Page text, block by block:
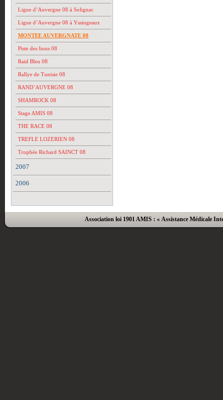
Ligue d’Auvergne 08 à Solignac
Ligue d’Auvergne 08 à Yssingeaux
MONTEE AUVERGNATE 08
Piste des lions 08
Raid Bleu 08
Rallye de Tunisie 08
RAND’AUVERGNE 08
SHAMROCK 08
Stage AMIS 08
THE RACE 08
TREFLE LOZERIEN 08
Trophée Richard SAINCT 08
2007
2006
Association loi 1901 AMIS : « Assistance Médicale